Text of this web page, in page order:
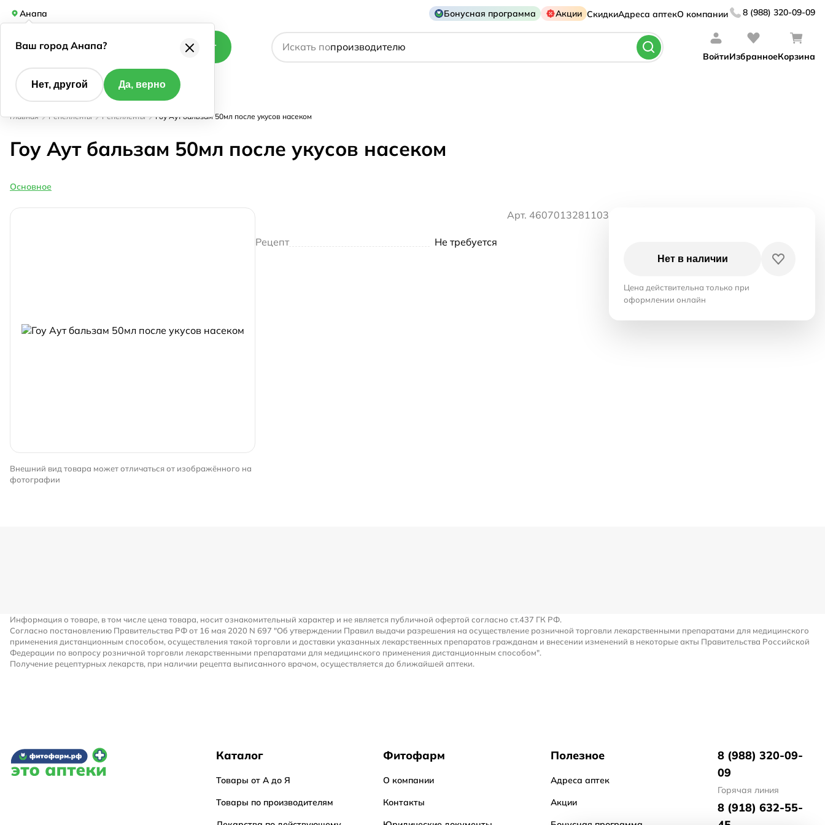
Анапа Бонусная программа Акции СкидкиАдреса аптекО компании 8 (988) 320-09-09
Каталог Искать по
действующему веществу
производителю
ВойтиИзбранноеКорзина
Главная Репелленты Репелленты Гоу Аут бальзам 50мл после укусов насеком
Гоу Аут бальзам 50мл после укусов насеком
Основное
Внешний вид товара может отличаться от изображённого на
фотографии
Арт. 4607013281103
Рецепт Не требуется
Нет в наличии
Цена действительна только при
оформлении онлайн
Информация о товаре, в том числе цена товара, носит ознакомительный характер и не является публичной офертой согласно ст.437 ГК РФ.
Согласно постановлению Правительства РФ от 16 мая 2020 N 697 "Об утверждении Правил выдачи разрешения на осуществление розничной торговли лекарственными препаратами для медицинского
применения дистанционным способом, осуществления такой торговли и доставки указанных лекарственных препаратов гражданам и внесении изменений в некоторые акты Правительства Российской
Федерации по вопросу розничной торговли лекарственными препаратами для медицинского применения дистанционным способом".
Получение рецептурных лекарств, при наличии рецепта выписанного врачом, осуществляется до ближайшей аптеки.
Каталог
Товары от А до Я
Товары по производителям
Фитофарм
О компании
Контакты
Полезное
Адреса аптек
Акции
8 (988) 320-09-
09
Горячая линия
8 (918) 632-55-
Ваш город Анапа?
Нет, другой Да, верно